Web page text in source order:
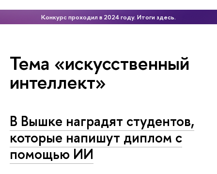
Конкурс проходил в 2024 году. Итоги здесь.
Тема «искусственный
интеллект»
В Вышке наградят студентов,
которые напишут диплом с
помощью ИИ